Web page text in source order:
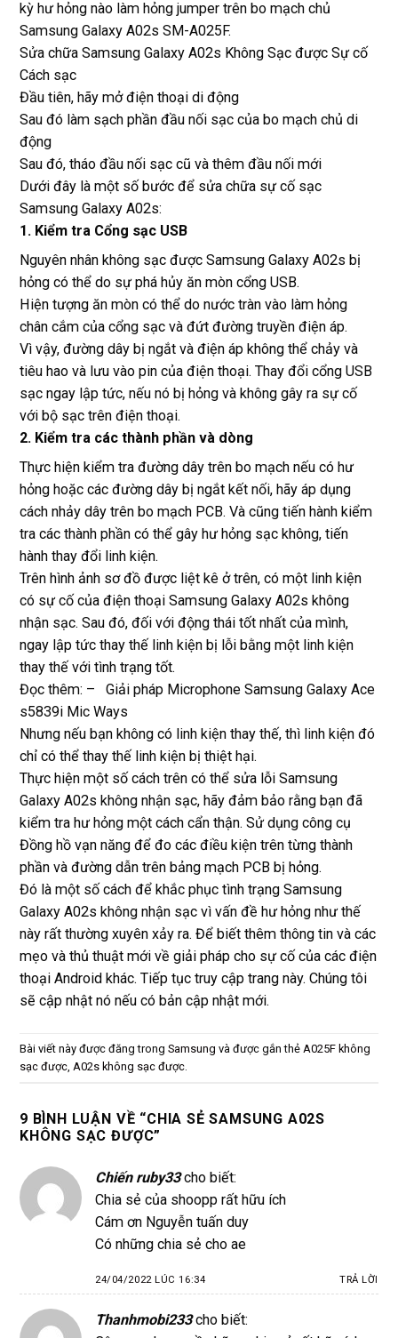
kỳ hư hỏng nào làm hỏng jumper trên bo mạch chủ
Samsung Galaxy A02s SM-A025F.
Sửa chữa Samsung Galaxy A02s Không Sạc được Sự cố
Cách sạc
Đầu tiên, hãy mở điện thoại di động
Sau đó làm sạch phần đầu nối sạc của bo mạch chủ di
động
Sau đó, tháo đầu nối sạc cũ và thêm đầu nối mới
Dưới đây là một số bước để sửa chữa sự cố sạc
Samsung Galaxy A02s:
1. Kiểm tra Cổng sạc USB
Nguyên nhân không sạc được Samsung Galaxy A02s bị
hỏng có thể do sự phá hủy ăn mòn cổng USB.
Hiện tượng ăn mòn có thể do nước tràn vào làm hỏng
chân cắm của cổng sạc và đứt đường truyền điện áp.
Vì vậy, đường dây bị ngắt và điện áp không thể chảy và
tiêu hao và lưu vào pin của điện thoại. Thay đổi cổng USB
sạc ngay lập tức, nếu nó bị hỏng và không gây ra sự cố
với bộ sạc trên điện thoại.
2. Kiểm tra các thành phần và dòng
Thực hiện kiểm tra đường dây trên bo mạch nếu có hư
hỏng hoặc các đường dây bị ngắt kết nối, hãy áp dụng
cách nhảy dây trên bo mạch PCB. Và cũng tiến hành kiểm
tra các thành phần có thể gây hư hỏng sạc không, tiến
hành thay đổi linh kiện.
Trên hình ảnh sơ đồ được liệt kê ở trên, có một linh kiện
có sự cố của điện thoại Samsung Galaxy A02s không
nhận sạc. Sau đó, đối với động thái tốt nhất của mình,
ngay lập tức thay thế linh kiện bị lỗi bằng một linh kiện
thay thế với tình trạng tốt.
Đọc thêm: – Giải pháp Microphone Samsung Galaxy Ace
s5839i Mic Ways
Nhưng nếu bạn không có linh kiện thay thế, thì linh kiện đó
chỉ có thể thay thế linh kiện bị thiệt hại.
Thực hiện một số cách trên có thể sửa lỗi Samsung
Galaxy A02s không nhận sạc, hãy đảm bảo rằng bạn đã
kiểm tra hư hỏng một cách cẩn thận. Sử dụng công cụ
Đồng hồ vạn năng để đo các điều kiện trên từng thành
phần và đường dẫn trên bảng mạch PCB bị hỏng.
Đó là một số cách để khắc phục tình trạng Samsung
Galaxy A02s không nhận sạc vì vấn đề hư hỏng như thế
này rất thường xuyên xảy ra. Để biết thêm thông tin và các
mẹo và thủ thuật mới về giải pháp cho sự cố của các điện
thoại Android khác. Tiếp tục truy cập trang này. Chúng tôi
sẽ cập nhật nó nếu có bản cập nhật mới.
Bài viết này được đăng trong Samsung và được gắn thẻ A025F không
sạc được A02s không sạc được
9 BÌNH LUẬN VỀ “CHIA SẺ SAMSUNG A02S
KHÔNG SẠC ĐƯỢC”
Chiến ruby33 cho biết:
Chia sẻ của shoopp rất hữu ích
Cám ơn Nguyễn tuấn duy
Có những chia sẻ cho ae
24/04/2022 LÚC 16:34 TRẢ LỜI
Thanhmobi233 cho biết: